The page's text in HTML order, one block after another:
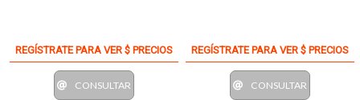
REGÍSTRATE PARA VER $ PRECIOS
CONSULTAR
REGÍSTRATE PARA VER $ PRECIOS
CONSULTAR